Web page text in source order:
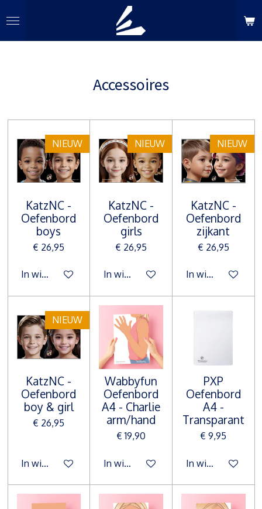
direct
naar
Accessoires
NIEUW
KatzNC -
Oefenbord
boys
€ 26,95
In winkelwagen
NIEUW
KatzNC -
Oefenbord
girls
€ 26,95
In winkelwagen
NIEUW
KatzNC -
Oefenbord
zijkant
€ 26,95
In winkelwagen
NIEUW
KatzNC -
Oefenbord
boy & girl
€ 26,95
In winkelwagen
Wabbyfun
Oefenbord
A4 - Charlie
arm/hand
€ 19,90
In winkelwagen
PXP
Oefenbord
A4 -
Transparant
€ 9,95
In winkelwagen